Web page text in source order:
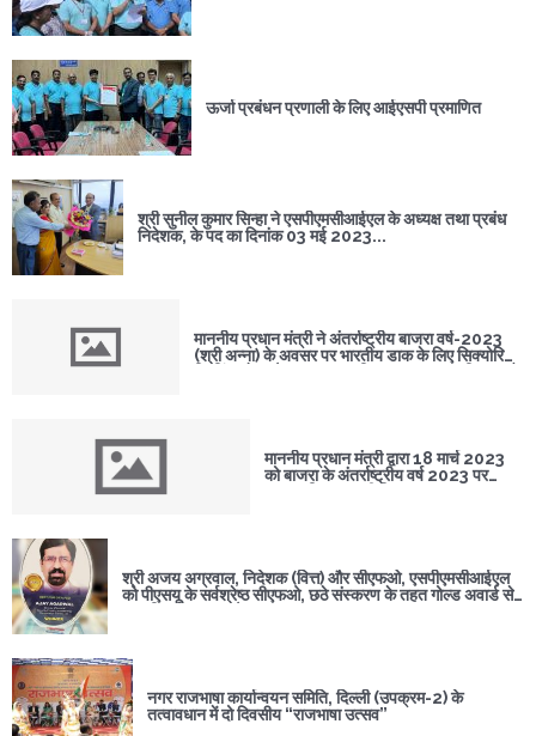
ऊर्जा प्रबंधन प्रणाली के लिए आईएसपी प्रमाणित
श्री सुनील कुमार सिन्हा ने एसपीएमसीआईएल के अध्यक्ष तथा प्रबंध
निदेशक, के पद का दिनांक 03 मई 2023...
माननीय प्रधान मंत्री ने अंतर्राष्ट्रीय बाजरा वर्ष-2023
(श्री अन्ना) के अवसर पर भारतीय डाक के लिए सिक्योरिटी
माननीय प्रधान मंत्री द्वारा 18 मार्च 2023
को बाजरा के अंतर्राष्ट्रीय वर्ष 2023 पर
श्री अजय अग्रवाल, निदेशक (वित्त) और सीएफओ, एसपीएमसीआईएल
को पीएसयू के सर्वश्रेष्ठ सीएफओ, छठे संस्करण के तहत गोल्ड अवार्ड से
नगर राजभाषा कार्यान्वयन समिति, दिल्ली (उपक्रम-2) के
तत्वावधान में दो दिवसीय “राजभाषा उत्सव”